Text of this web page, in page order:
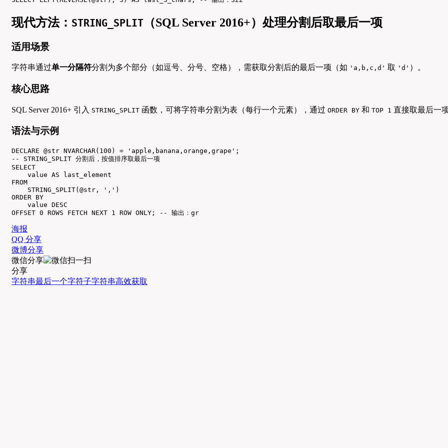
现代方法： STRING_SPLIT （SQL Server 2016+）处理分割后取最后一项
适用场景
字符串通过单一分隔符分割为多个部分（如逗号、分号、空格），需获取分割后的最后一项（如 'a,b,c,d' 取 'd' ）。
核心思路
SQL Server 2016+ 引入 STRING_SPLIT 函数，可将字符串分割为表（每行一个元素），通过 ORDER BY 和 TOP 1 直接取最后一
语法与示例
DECLARE @str NVARCHAR(100) = 'apple,banana,orange,grape';
-- STRING_SPLIT 分割后，按值排序取最后一项
SELECT
    value AS last_element
FROM
    STRING_SPLIT(@str, ',')
ORDER BY
    value DESC
OFFSET 0 ROWS FETCH NEXT 1 ROW ONLY; -- 输出：gr
海报
QQ 分享
微博分享
微信分享
分享
字符串最后一个字符子字符串高效获取